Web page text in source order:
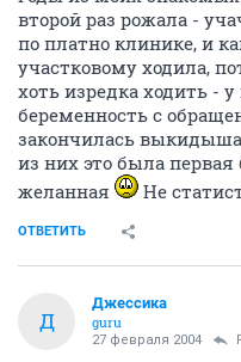
второй раз рожала -
по платно клинике, и
участковому ходила,
хоть изредка ходить -
беременность с
закончилась
из них это была
желанная
Не
ОТВЕТИТЬ
Д
Джессика
guru
27 февраля 2004